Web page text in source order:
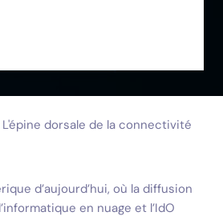
L'épine dorsale de la connectivité
d’aujourd’hui, où la diffusion
en nuage et l’IdO